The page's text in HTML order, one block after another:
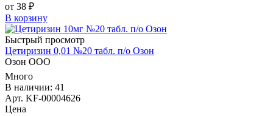
от 38 ₽
В корзину
Быстрый просмотр
Цетиризин 0,01 №20 табл. п/о Озон
Озон ООО
Много
В наличии: 41
Арт. KF-00004626
Цена